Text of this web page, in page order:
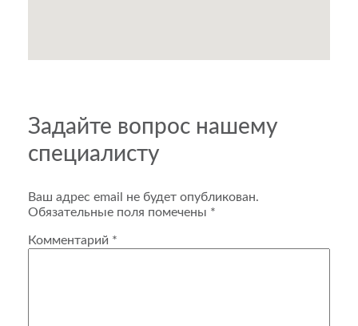
Задайте вопрос нашему
специалисту
Ваш адрес email не будет опубликован.
Обязательные поля помечены *
Комментарий *